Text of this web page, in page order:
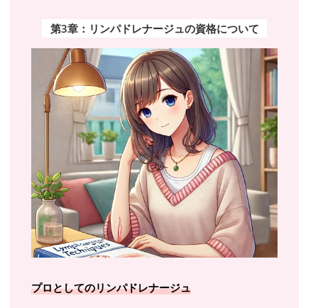
第3章：リンパドレナージュの資格について
プロとしてのリンパドレナージュ